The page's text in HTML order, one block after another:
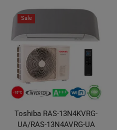
Sale
Toshiba RAS-13N4KVRG-
UA/RAS-13N4AVRG-UA